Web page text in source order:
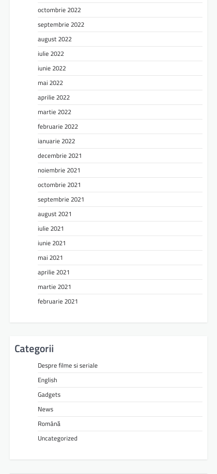
octombrie 2022
septembrie 2022
august 2022
iulie 2022
iunie 2022
mai 2022
aprilie 2022
martie 2022
februarie 2022
ianuarie 2022
decembrie 2021
noiembrie 2021
octombrie 2021
septembrie 2021
august 2021
iulie 2021
iunie 2021
mai 2021
aprilie 2021
martie 2021
februarie 2021
Categorii
Despre filme si seriale
English
Gadgets
News
Română
Uncategorized